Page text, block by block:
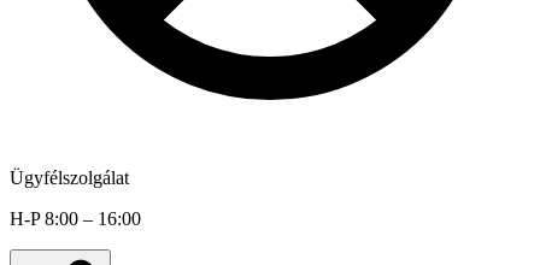
Ügyfélszolgálat
H-P 8:00 – 16:00